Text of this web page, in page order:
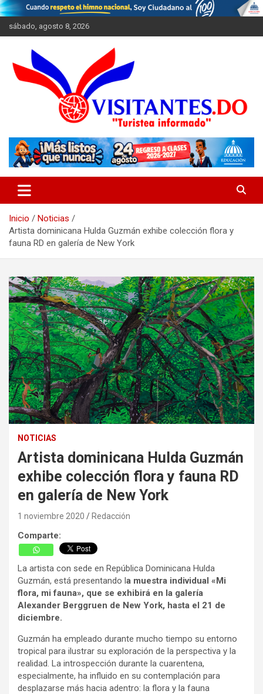
Saltar
al
contenido
sábado, agosto 8, 2026
Visitantes
Inicio
Noticias
Artista dominicana Hulda Guzmán exhibe colección flora y
fauna RD en galería de New York
NOTICIAS
Artista dominicana Hulda Guzmán
exhibe colección flora y fauna RD
en galería de New York
1 noviembre 2020 Redacción
Comparte:
La artista con sede en República Dominicana Hulda
Guzmán, está presentando la muestra individual «Mi
flora, mi fauna», que se exhibirá en la galería
Alexander Berggruen de New York, hasta el 21 de
diciembre.
Guzmán ha empleado durante mucho tiempo su entorno
tropical para ilustrar su exploración de la perspectiva y la
realidad. La introspección durante la cuarentena,
especialmente, ha influido en su contemplación para
desplazarse más hacia adentro: la flora y la fauna